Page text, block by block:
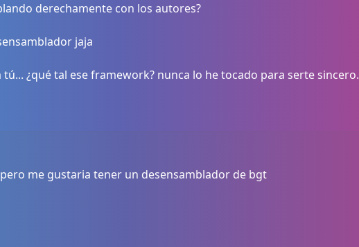
derechamente con los autores?
jaja
¿qué tal ese framework? nunca lo he tocado para serte sincero.
me gustaria tener un desensamblador de bgt